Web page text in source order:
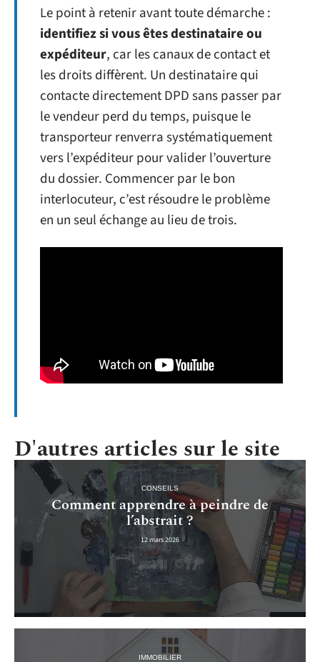
Le point à retenir avant toute démarche :
identifiez si vous êtes destinataire ou
expéditeur, car les canaux de contact et
les droits diffèrent. Un destinataire qui
contacte directement DPD sans passer par
le vendeur perd du temps, puisque le
transporteur renverra systématiquement
vers l’expéditeur pour valider l’ouverture
du dossier. Commencer par le bon
interlocuteur, c’est résoudre le problème
en un seul échange au lieu de trois.
D'autres articles sur le site
CONSEILS
Comment apprendre à peindre de
l’abstrait ?
12 mars 2026
IMMOBILIER